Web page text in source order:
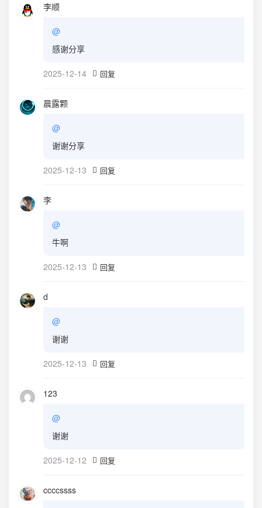
李顺
@
感谢分享
2025-12-14 回复
晨露颗
@
谢谢分享
2025-12-13 回复
李
@
牛啊
2025-12-13 回复
d
@
谢谢
2025-12-13 回复
123
@
谢谢
2025-12-12 回复
ccccssss